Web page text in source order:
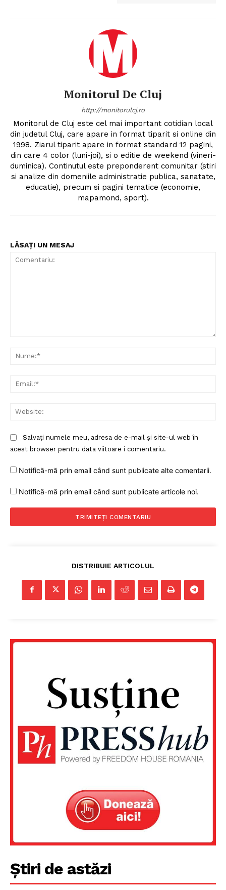
Monitorul De Cluj
http://monitorulcj.ro
Monitorul de Cluj este cel mai important cotidian local
din judetul Cluj, care apare in format tiparit si online din
1998. Ziarul tiparit apare in format standard 12 pagini,
din care 4 color (luni-joi), si o editie de weekend (vineri-
duminica). Continutul este preponderent comunitar (stiri
si analize din domeniile administratie publica, sanatate,
educatie), precum si pagini tematice (economie,
mapamond, sport).
LĂSAȚI UN MESAJ
Salvați numele meu, adresa de e-mail și site-ul web în
acest browser pentru data viitoare i comentariu.
Notifică-mă prin email când sunt publicate alte comentarii.
Notifică-mă prin email când sunt publicate articole noi.
DISTRIBUIE ARTICOLUL
Știri de astăzi